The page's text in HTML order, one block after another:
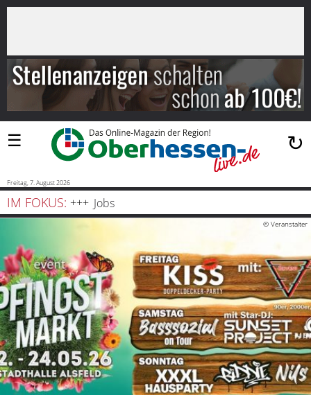
Suchen
Startseite
Blaulicht
Sport
Politik
Bauen
Wohnen
Freizeit
Gesellschaft
Gesundheit
Kultur
Lifestyle
×
☰ ↻
Freitag, 7. August 2026
IM FOKUS: Jobs
© Veranstalter